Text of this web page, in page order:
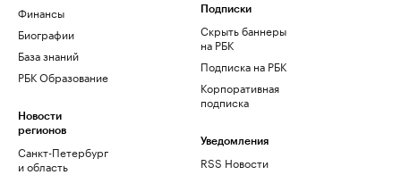
Финансы
Биографии
База знаний
РБК Образование
Новости
регионов
Санкт-Петербург
и область
Подписки
Скрыть баннеры
на РБК
Подписка на РБК
Корпоративная
подписка
Уведомления
RSS Новости